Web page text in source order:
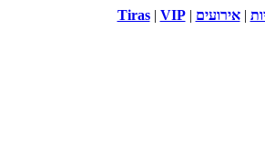
|אירועים |
Tiras| VIP